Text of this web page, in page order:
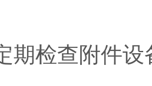
检查附件设